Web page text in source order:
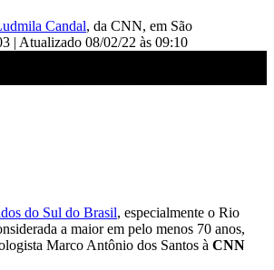
Candal, da CNN, em São
| Atualizado 08/02/22 às 09:10
do Sul do Brasil, especialmente o Rio
a maior em pelo menos 70 anos,
Marco Antônio dos Santos à CNN